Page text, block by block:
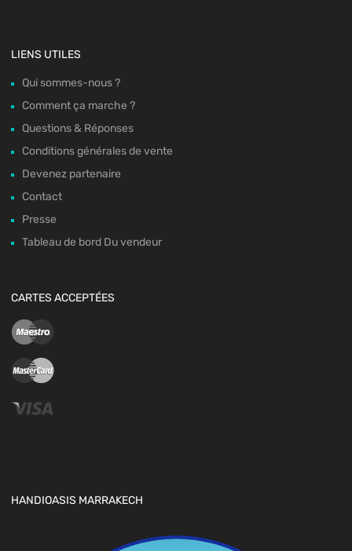
LIENS UTILES
Qui sommes-nous ?
Comment ça marche ?
Questions & Réponses
Conditions générales de vente
Devenez partenaire
Contact
Presse
Tableau de bord Du vendeur
CARTES ACCEPTÉES
HANDIOASIS MARRAKECH